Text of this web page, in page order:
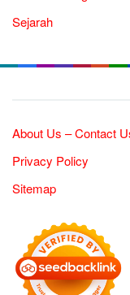
Sejarah
About Us – Contact
Privacy Policy
Sitemap